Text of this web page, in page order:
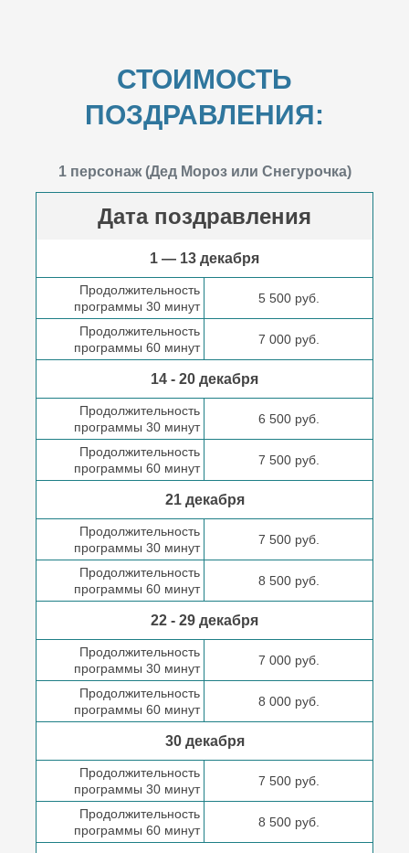
СТОИМОСТЬ
ПОЗДРАВЛЕНИЯ:
1 персонаж (Дед Мороз или Снегурочка)
Дата поздравления
1 — 13 декабря
Продолжительность
программы 30 минут
5 500 руб.
Продолжительность
программы 60 минут
7 000 руб.
14 - 20 декабря
Продолжительность
программы 30 минут
6 500 руб.
Продолжительность
программы 60 минут
7 500 руб.
21 декабря
Продолжительность
программы 30 минут
7 500 руб.
Продолжительность
программы 60 минут
8 500 руб.
22 - 29 декабря
Продолжительность
программы 30 минут
7 000 руб.
Продолжительность
программы 60 минут
8 000 руб.
30 декабря
Продолжительность
программы 30 минут
7 500 руб.
Продолжительность
программы 60 минут
8 500 руб.